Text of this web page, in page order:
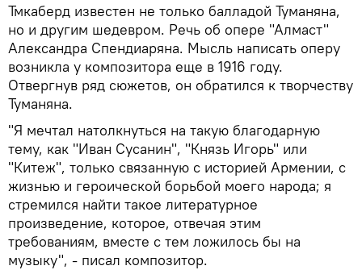
Тмкаберд известен не только балладой Туманяна,
но и другим шедевром. Речь об опере "Алмаст"
Александра Спендиаряна. Мысль написать оперу
возникла у композитора еще в 1916 году.
Отвергнув ряд сюжетов, он обратился к творчеству
Туманяна.
"Я мечтал натолкнуться на такую благодарную
тему, как "Иван Сусанин", "Князь Игорь" или
"Китеж", только связанную с историей Армении, с
жизнью и героической борьбой моего народа; я
стремился найти такое литературное
произведение, которое, отвечая этим
требованиям, вместе с тем ложилось бы на
музыку", - писал композитор.